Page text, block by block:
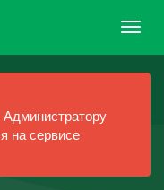
на сервисе